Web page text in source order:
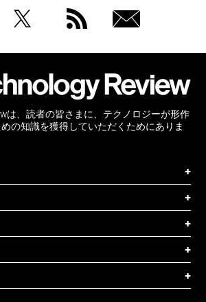
は、読者の皆さまに、テクノロジーが形作
の知識を獲得していただくためにありま
+
+
+
+
+